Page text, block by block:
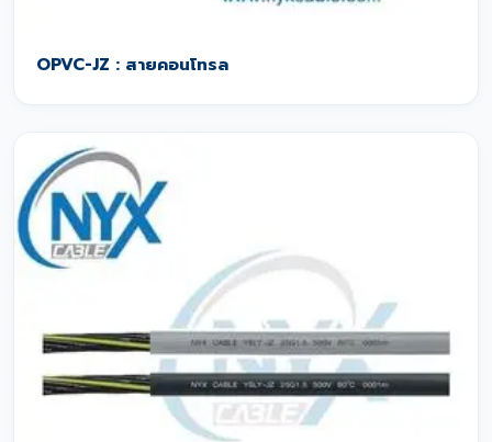
OPVC-JZ : สายคอนโทรล